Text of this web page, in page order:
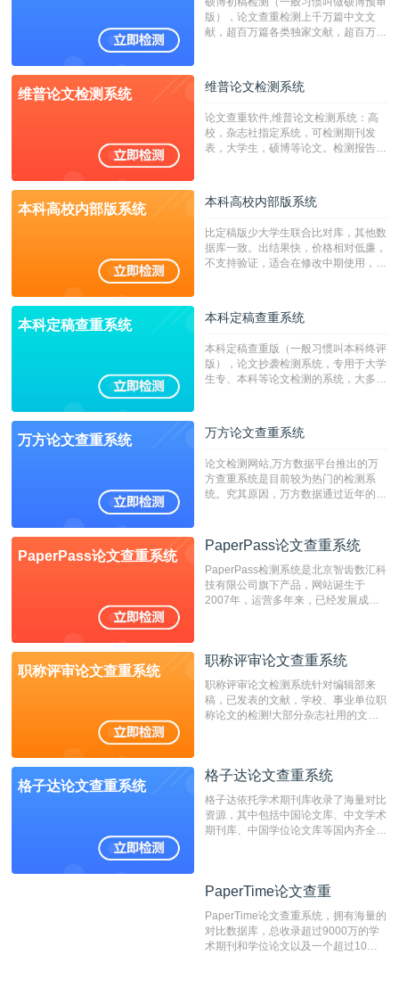
版），论文查重检测上千万篇中文文
献，超百万篇各类独家文献，超百万港
校用来检测硕博论文的系统，检测范围
广，数据来源真实，检测算法合理!本
字符数30万）
维普论文检测系统 维普论文检测系统
论文查重软件,维普论文检测系统：高
校，杂志社指定系统，可检测期刊发
表，大学生，硕博等论文。检测报告支
本科高校内部版系统 本科高校内部版系统
比定稿版少大学生联合比对库，其他数
据库一致。出结果快，价格相对低廉，
不支持验证，适合在修改中期使用，定
本科定稿查重系统 本科定稿查重系统
本科定稿查重版（一般习惯叫本科终评
版），论文抄袭检测系统，专用于大学
生专、本科等论文检测的系统，大多数
万方论文查重系统 万方论文查重系统
论文检测网站,万方数据平台推出的万
方查重系统是目前较为热门的检测系
统。究其原因，万方数据通过近年的发
检测系统，其真实性和权威性无可厚
非。其次，相对于知网而言，万方检测
费用少，上手容易，是学生初次论文查
重的推荐系统。
PaperPass论文查重系统
PaperPass论文查重系统
PaperPass检测系统是北京智齿数汇科
技有限公司旗下产品，网站诞生于
2007年，运营多年来，已经发展成为
检测速度快、精度高，市场反映良好。
职称评审论文查重系统
职称评审论文查重系统
职称评审论文检测系统针对编辑部来
稿，已发表的文献，学校、事业单位职
称论文的检测!大部分杂志社用的文献
编辑部检测来稿和已发表的文献,检测
测时注意填写第一作者,才能排除已发
表文献复制比。（限制字符数1万）
格子达论文查重系统
格子达论文查重系统
格子达依托学术期刊库收录了海量对比
资源，其中包括中国论文库、中文学术
期刊库、中国学位论文库等国内齐全的
系统，可检测中文、英文两种语言的论
PaperTime论文查重
PaperTime论文查重系统，拥有海量的
对比数据库，总收录超过9000万的学
术期刊和学位论文以及一个超过10亿